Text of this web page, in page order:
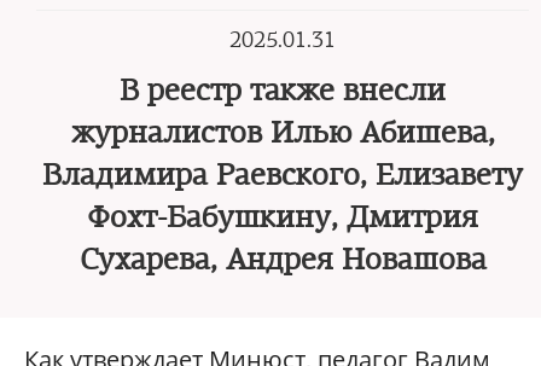
2025.01.31
В реестр также внесли
журналистов Илью Абишева,
Владимира Раевского, Елизавету
Фохт-Бабушкину, Дмитрия
Сухарева, Андрея Новашова
Как утверждает Минюст, педагог Вадим